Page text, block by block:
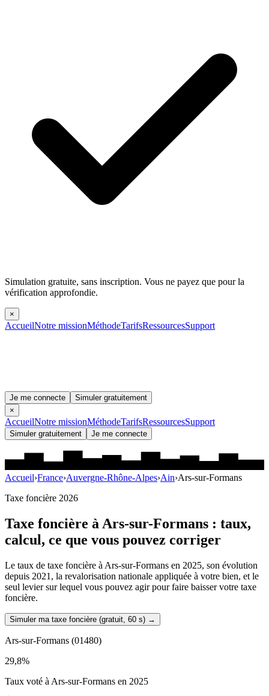
Simulation gratuite, sans inscription. Vous ne payez que pour la
vérification approfondie.
×
AccueilNotre missionMéthodeTarifsRessourcesSupport
Je me connecte
Simuler gratuitement
×
AccueilNotre missionMéthodeTarifsRessourcesSupport
Simuler gratuitement Je me connecte
Accueil›France›Auvergne-Rhône-Alpes›Ain›Ars-sur-Formans
Taxe foncière 2026
Taxe foncière àArs-sur-Formans : taux,
calcul, ce que vous pouvez corriger
Le taux de taxe foncière à Ars-sur-Formans en 2025, son évolution
depuis 2021, la revalorisation nationale appliquée à votre bien, et le
seul levier sur lequel vous pouvez agir pour faire baisser votre taxe
foncière.
Simuler ma taxe foncière (gratuit, 60 s) →
Ars-sur-Formans (01480)
29,8%
Taux voté à Ars-sur-Formans en 2025